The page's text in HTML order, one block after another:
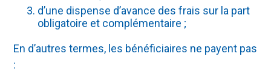
d’une dispense d’avance des frais sur la part
obligatoire et complémentaire ;
En d’autres termes, les bénéficiaires ne payent pas
: